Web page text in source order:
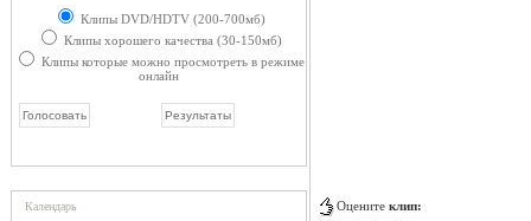
Клипы DVD/HDTV (200-700мб)
Клипы хорошего качества (30-150мб)
Клипы которые можно просмотреть в режиме
онлайн
Календарь Оцените клип: